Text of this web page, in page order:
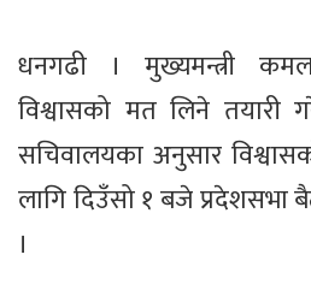
धनगढी । मुख्यमन्त्री
विश्वासको मत लिने तयारी
सचिवालयका अनुसार
लागि दिउँसो १ बजे प्रदेशसभा
।